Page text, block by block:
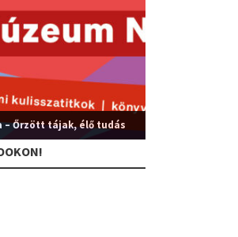
– Őrzött tájak, élő tudás